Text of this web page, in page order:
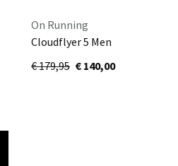
On Running
Cloudflyer 5 Men
€ 179,95 € 140,00